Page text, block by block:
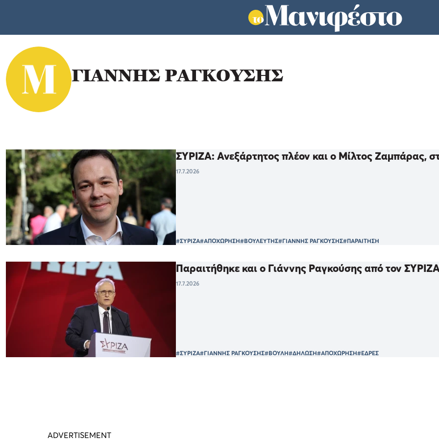
ΓΙΑΝΝΗΣ ΡΑΓΚΟΥΣΗΣ
ΣΥΡΙΖΑ: Ανεξάρτητος πλέον και ο Μίλτος Ζαμπάρας,
17.7.2026
#ΣΥΡΙΖΑ#ΑΠΟΧΩΡΗΣΗ#ΒΟΥΛΕΥΤΗΣ#ΓΙΑΝΝΗΣ ΡΑΓΚΟΥΣΗΣ#ΠΑΡΑΙΤΗΣΗ
Παραιτήθηκε και ο Γιάννης Ραγκούσης από τον
17.7.2026
#ΣΥΡΙΖΑ#ΓΙΑΝΝΗΣ ΡΑΓΚΟΥΣΗΣ#ΒΟΥΛΗ#ΔΗΛΩΣΗ#ΑΠΟΧΩΡΗΣΗ#ΕΔΡΕΣ